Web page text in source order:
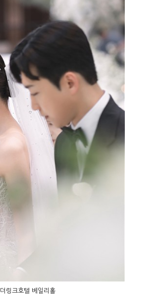
더링크호텔 베일리홀